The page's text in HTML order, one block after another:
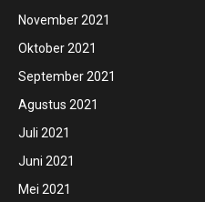
November 2021
Oktober 2021
September 2021
Agustus 2021
Juli 2021
Juni 2021
Mei 2021